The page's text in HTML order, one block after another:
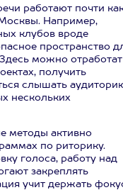
работают почти
Например,
клубов вроде
пространство
можно
получить
слышать
нескольких
методы активно
по риторику.
голоса, работу над
закреплять
учит держать